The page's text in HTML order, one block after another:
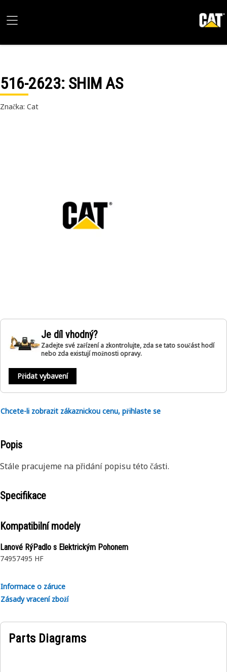
516-2623: SHIM AS
Značka: Cat
Je díl vhodný?
Zadejte své zařízení a zkontrolujte, zda se tato součást hodí
nebo zda existují možnosti opravy.
Přidat vybavení
Chcete-li zobrazit zákaznickou cenu, přihlaste se
Popis
Stále pracujeme na přidání popisu této části.
Specifikace
Kompatibilní modely
Lanové RýPadlo s Elektrickým Pohonem
74957495 HF
Informace o záruce
Zásady vracení zboží
Parts Diagrams